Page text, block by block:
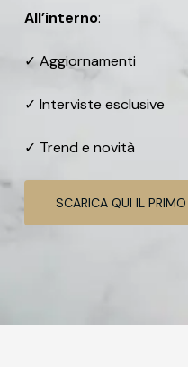
All’interno:
✓ Aggiornamenti
✓ Interviste esclusive
✓ Trend e novità
SCARICA QUI IL